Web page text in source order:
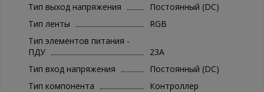
Тип выход напряжения
Постоянный (DC)
Тип ленты
RGB
Тип элементов питания -
ПДУ
23А
Тип вход напряжения
Постоянный (DC)
Тип компонента
Контроллер